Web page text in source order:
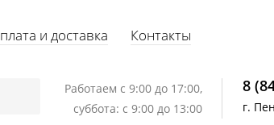
и доставка Контакты
Работаем c 9:00 до 17:00,
суббота: с 9:00 до 13:00
8
г.